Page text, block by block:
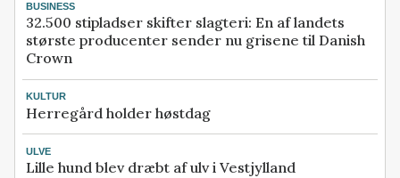
BUSINESS
32.500 stipladser skifter slagteri: En af landets
største producenter sender nu grisene til Danish
Crown
KULTUR
Herregård holder høstdag
ULVE
Lille hund blev dræbt af ulv i Vestjylland